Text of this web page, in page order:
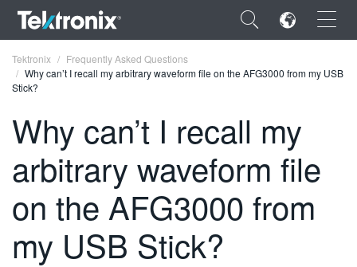
×
ENGLISH
FRANÇAIS
DEUTSCH
VIỆT NAM
Tektronix
Frequently Asked Questions
Why can’t I recall my arbitrary waveform file on the AFG3000 from my USB
Stick?
Why can’t I recall my
arbitrary waveform file
on the AFG3000 from
my USB Stick?